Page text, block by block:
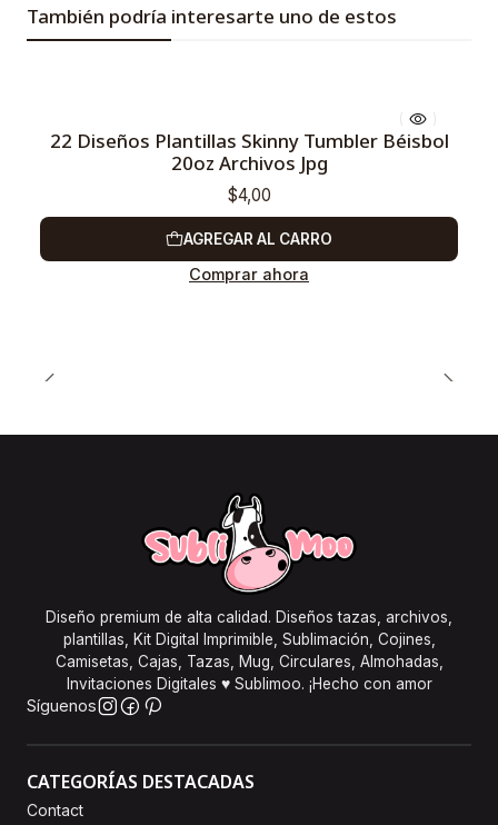
También podría interesarte uno de estos
22 Diseños Plantillas Skinny Tumbler Béisbol
20oz Archivos Jpg
$4,00
AGREGAR AL CARRO
Comprar ahora
Diseño premium de alta calidad. Diseños tazas, archivos,
plantillas, Kit Digital Imprimible, Sublimación, Cojines,
Camisetas, Cajas, Tazas, Mug, Circulares, Almohadas,
Invitaciones Digitales ♥ Sublimoo. ¡Hecho con amor
Síguenos
CATEGORÍAS DESTACADAS
Contact